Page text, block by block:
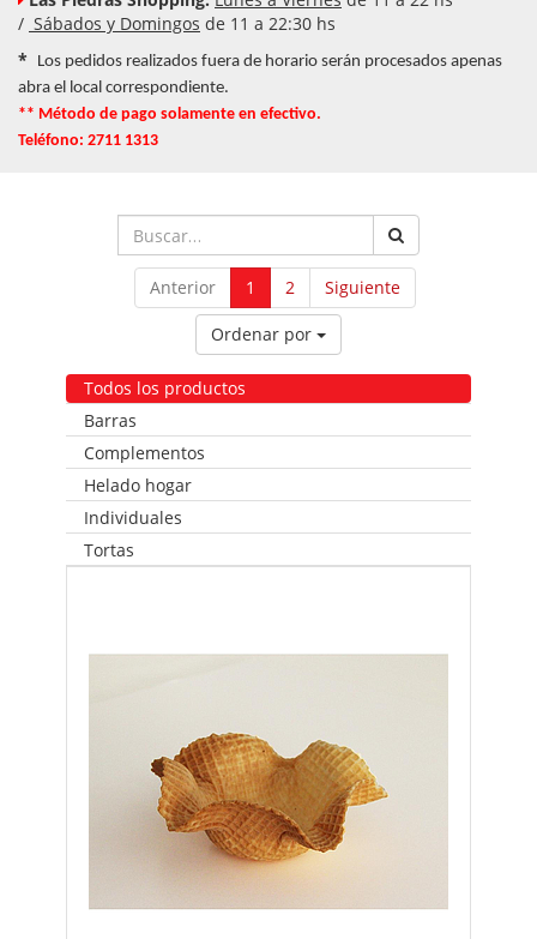
/ Sábados y Domingos de 11 a 22:30 hs
*
Los pedidos realizados fuera de horario serán procesados apenas
abra el local correspondiente.
** Método de pago solamente en efectivo.
Teléfono: 2711 1313
Anterior 1 2 Siguiente
Ordenar por
Todos los productos
Barras
Complementos
Helado hogar
Individuales
Tortas